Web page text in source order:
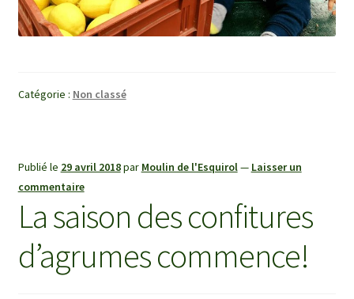
Catégorie : Non classé
Publié le 29 avril 2018par Moulin de l'Esquirol— Laisser un
commentaire
La saison des confitures
d’agrumes commence!